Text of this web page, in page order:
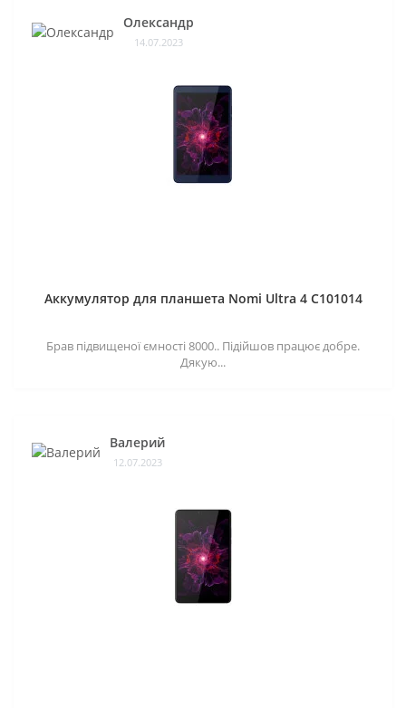
Олександр
14.07.2023
Аккумулятор для планшета Nomi Ultra 4 C101014
Брав підвищеної ємності 8000.. Підійшов працює добре.
Дякую...
Валерий
12.07.2023